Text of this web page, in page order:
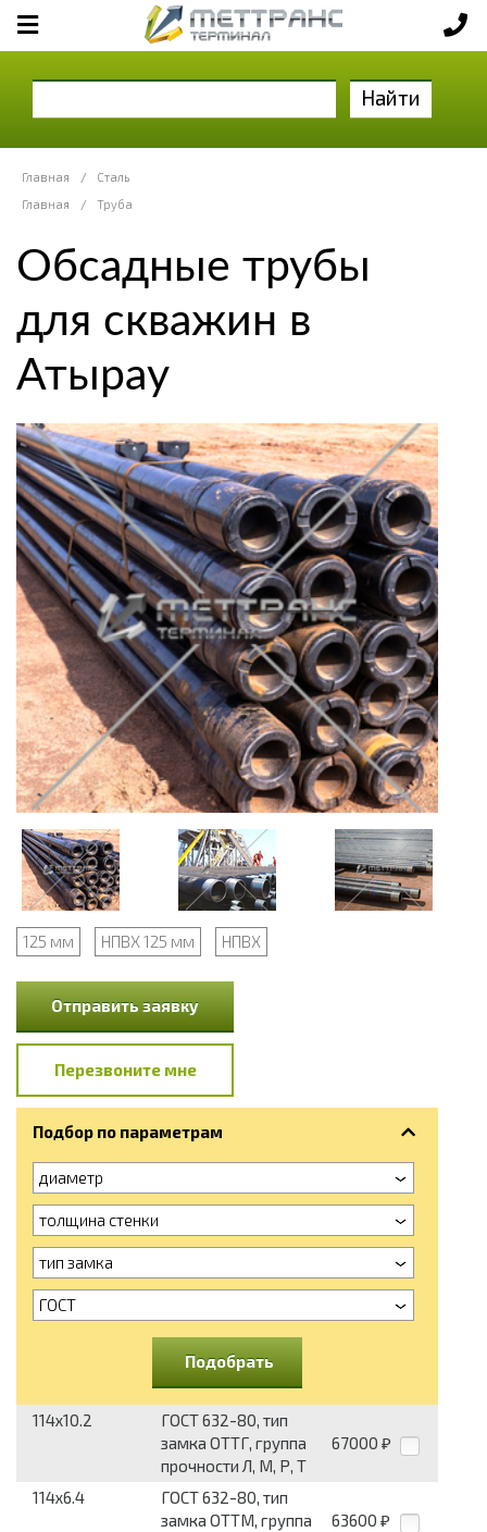
Найти
Главная /
Сталь
Главная
/ Труба
Обсадные трубы
для скважин в
Атырау
125 мм НПВХ 125 мм НПВХ
Отправить заявку
Перезвоните мне
Подбор по параметрам
диаметр
толщина стенки
тип замка
ГОСТ
Подобрать
114x10.2
ГОСТ 632-80, тип
замка ОТТГ, группа
прочности Л, М, Р, Т
67000 ₽
114x6.4
ГОСТ 632-80, тип
замка ОТТМ, группа
63600 ₽